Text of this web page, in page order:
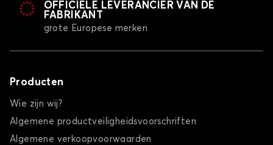
OFFICIËLE LEVERANCIER VAN DE
FABRIKANT
grote Europese merken
Producten
Wie zijn wij?
Algemene productveiligheidsvoorschriften
Algemene verkoopvoorwaarden